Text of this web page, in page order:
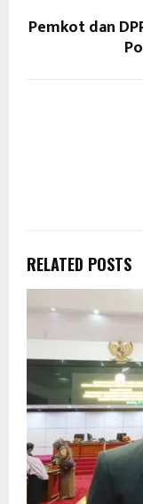
Pemkot dan
RELATED POSTS